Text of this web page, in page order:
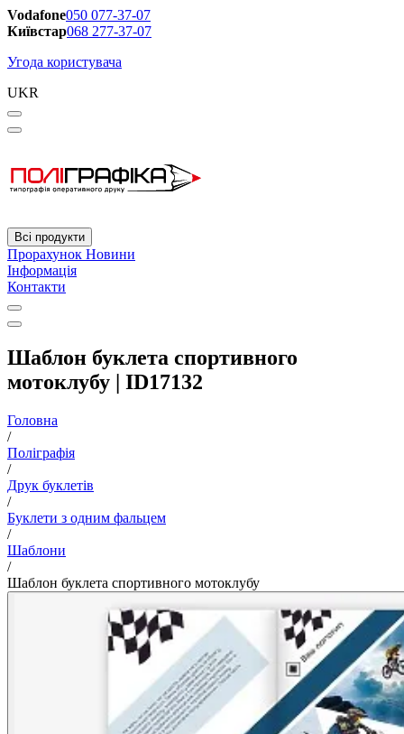
Vodafone050 077-37-07
Київстар068 277-37-07
Угода користувача
UKR
Всі продукти
Прорахунок Новини
Інформація
Контакти
Шаблон буклета спортивного
мотоклубу | ID17132
Головна
/
Поліграфія
/
Друк буклетів
/
Буклети з одним фальцем
/
Шаблони
/
Шаблон буклета спортивного мотоклубу